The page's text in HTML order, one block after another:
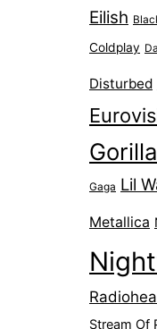
Eilish
Coldplay
Disturbed
Gaga Lil
Metallica
Stream Of